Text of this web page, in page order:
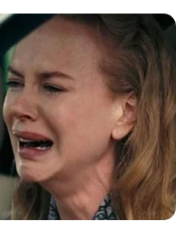
NINJA FLY, ein
bei dem
und Koordination in
und
Die Attraktionen
Power. So auch das
auf
von gezielten
einem Bildschirm zu
gibt es keine
wird ab 3 Jahren